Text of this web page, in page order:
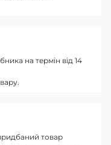
на термін від 14
товар